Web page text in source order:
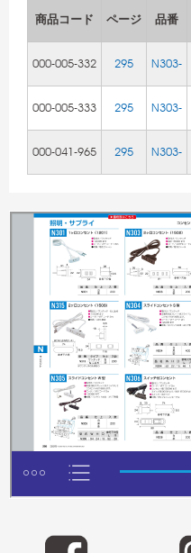
商品コード ページ 品番
000-005-332 295 N303-
000-005-333 295 N303-
000-041-965 295 N303-